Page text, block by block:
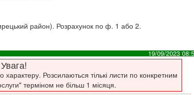
район). Розрахунок по ф. 1 або 2.
19/09/2023
Увага!
Розсилаються тількі листи по конкретним
терміном не більш 1 місяця.